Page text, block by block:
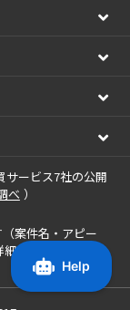
ービス7社の公開
べ ）
案件名・アピー
をご確認くださ